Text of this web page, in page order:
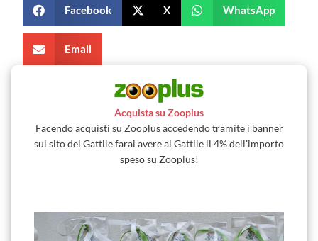
Facebook X WhatsApp
Email
Acquista su Zooplus
Facendo acquisti su Zooplus accedendo tramite i banner
sul sito del Gattile farai avere al Gattile il 4% dell'importo
speso su Zooplus!